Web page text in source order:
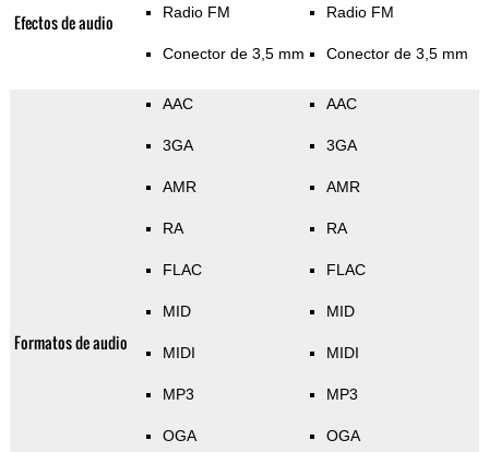
Efectos de audio Radio FM
Conector de 3,5 mm
Radio FM
Conector de 3,5 mm
Formatos de audio
AAC
3GA
AMR
RA
FLAC
MID
MIDI
MP3
OGA
AAC
3GA
AMR
RA
FLAC
MID
MIDI
MP3
OGA